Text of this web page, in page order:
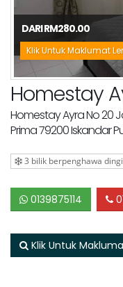
DARI RM280.00
Klik Untuk Maklumat
Homestay
Homestay Ayra No 20
Prima 79200 Iskandar
3 bilik berpenghawa
0139875114
Klik Untuk